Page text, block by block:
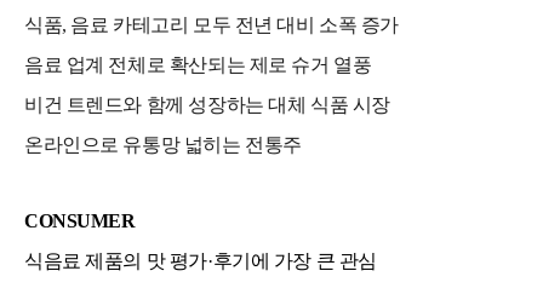
식품, 음료 카테고리 모두 전년 대비 소폭 증가
음료 업계 전체로 확산되는 제로 슈거 열풍
비건 트렌드와 함께 성장하는 대체 식품 시장
온라인으로 유통망 넓히는 전통주
CONSUMER
식음료 제품의 맛 평가·후기에 가장 큰 관심